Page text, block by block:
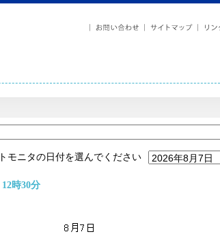
モニタの日付を選んでください
12時30分